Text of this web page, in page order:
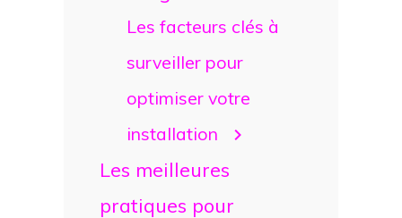
Les facteurs clés à
surveiller pour
optimiser votre
installation
Les meilleures
pratiques pour